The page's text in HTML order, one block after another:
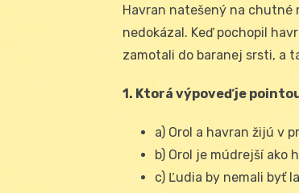
Havran natešený na chutné
nedokázal. Keď pochopil
zamotali do baranej srsti, a
1. Ktorá výpoveď je
a) Orol a havran žijú v
b) Orol je múdrejší ako
c) Ľudia by nemali byť